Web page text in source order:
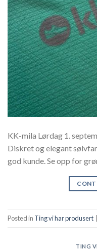
KK-mila Lørdag 1.
Diskret og elegant
god kunde. Se opp for
Posted in Ting vi har produsert
TING